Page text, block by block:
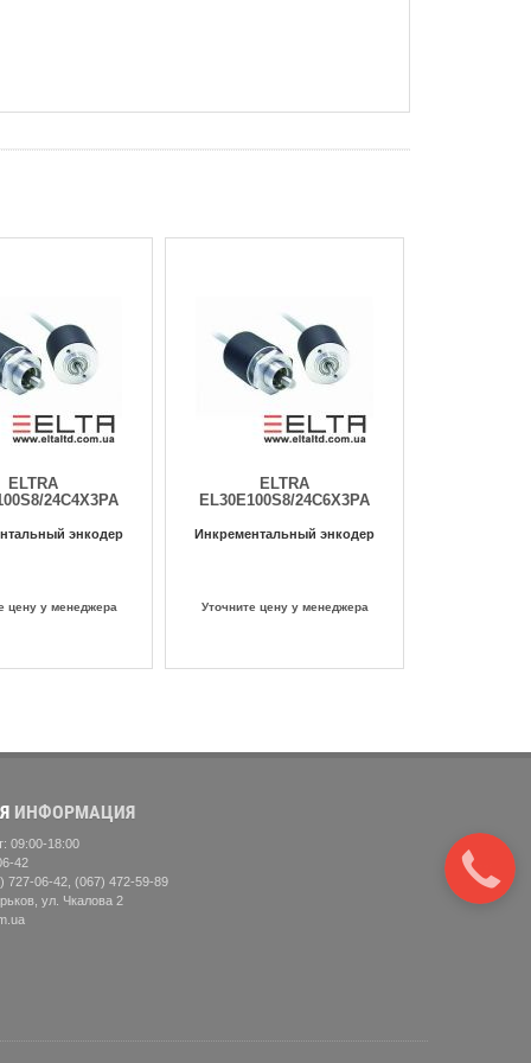
ELTRA
24C4X3PA
энкодер
цену у менеджера
ELTRA
EL30E100S8/24C6X3PA
Инкрементальный энкодер
Уточните цену у менеджера
ИНФОРМАЦИЯ
09:00-18:00
42
727-06-42, (067) 472-59-89
ул. Чкалова 2